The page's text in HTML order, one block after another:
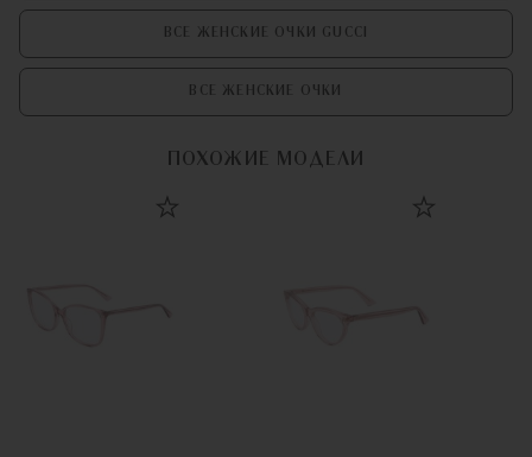
ВСЕ ЖЕНСКИЕ ОЧКИ GUCCI
ВСЕ ЖЕНСКИЕ ОЧКИ
ПОХОЖИЕ МОДЕЛИ